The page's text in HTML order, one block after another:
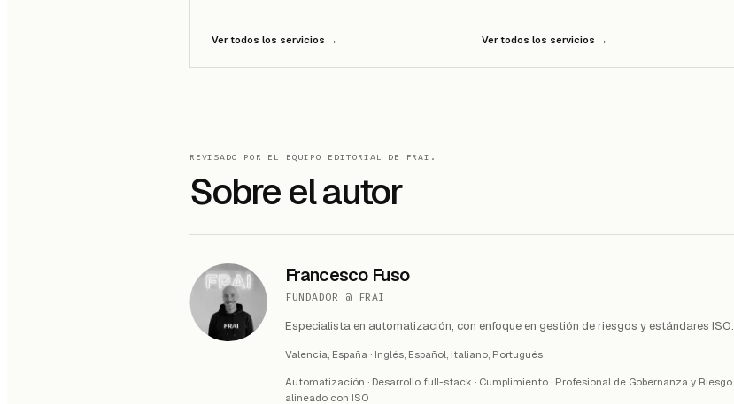
Ver todos los servicios → Ver todos los servicios →
REVISADO POR EL EQUIPO EDITORIAL DE FRAI.
Sobre el autor
Francesco Fuso
FUNDADOR @ FRAI
Especialista en automatización, con enfoque en gestión de riesgos y estándares ISO.
Valencia, España · Inglés, Español, Italiano, Portugués
Automatización · Desarrollo full-stack · Cumplimiento · Profesional de Gobernanza y Riesgo
alineado con ISO